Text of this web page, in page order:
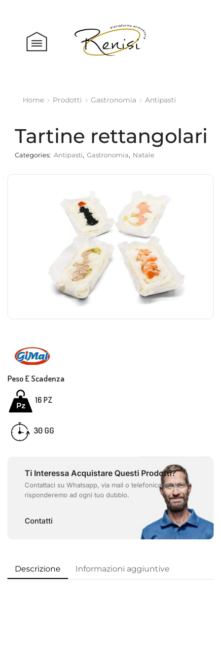
Home Prodotti Gastronomia Antipasti
Tartine rettangolari
Categories: Antipasti, Gastronomia, Natale
Peso E Scadenza
16 PZ
30 GG
Ti Interessa Acquistare Questi Prodotti?
Contattaci su Whatsapp, via mail o telefonicamente e
risponderemo ad ogni tuo dubbio.
Contatti
Descrizione Informazioni aggiuntive